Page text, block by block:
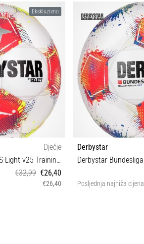
Ekskluzivno
Dječje
Derbystar Bundesliga Club S-Light v25 Training Ball
€32,99 €26,40
€26,40
Derbystar
Posljednja najniža cijena